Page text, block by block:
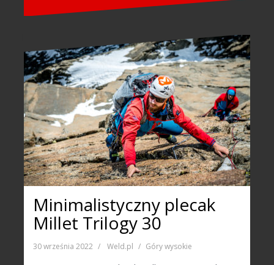
Minimalistyczny plecak
Millet Trilogy 30
30 września 2022 Weld.pl Góry wysokie